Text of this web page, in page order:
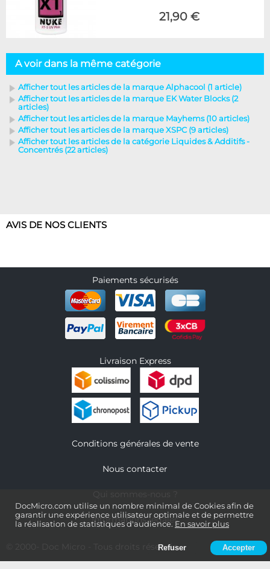
DocMicro.com utilise un nombre minimal de Cookies afin de
garantir une expérience utilisateur optimale et de permettre
la réalisation de statistiques d'audience. En savoir plus
Refuser Accepter
21,90 €
A voir dans la même catégorie
Afficher tout les articles de la marque Alphacool (1 article)
Afficher tout les articles de la marque EK Water Blocks (2
articles)
Afficher tout les articles de la marque Mayhems (10 articles)
Afficher tout les articles de la marque XSPC (9 articles)
Afficher tout les articles de la catégorie Liquides & Additifs -
Concentrés (22 articles)
AVIS DE NOS CLIENTS
Paiements sécurisés
Livraison Express
Conditions générales de vente
Nous contacter
Informations légales
- Tous droits réservés